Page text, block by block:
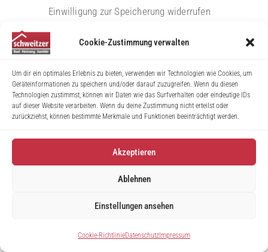
Cookie-Zustimmung verwalten
Um dir ein optimales Erlebnis zu bieten, verwenden wir Technologien wie Cookies, um
Geräteinformationen zu speichern und/oder darauf zuzugreifen. Wenn du diesen
Technologien zustimmst, können wir Daten wie das Surfverhalten oder eindeutige IDs
auf dieser Website verarbeiten. Wenn du deine Zustimmung nicht erteilst oder
zurückziehst, können bestimmte Merkmale und Funktionen beeinträchtigt werden.
Akzeptieren
Ablehnen
Einstellungen ansehen
Cookie-RichtlinieDatenschutz Impressum
Einwilligung zur Speicherung widerrufen
oder der Zweck für die Datenspeicherung
entfällt (z. B. nach abgeschlossener
gesetzliche Bestimmungen –
insbesondere gesetzliche
Aufbewahrungsfristen – bleiben
unberührt.
Plugins und Tools
YouTube ein. Betreiber der Website ist die